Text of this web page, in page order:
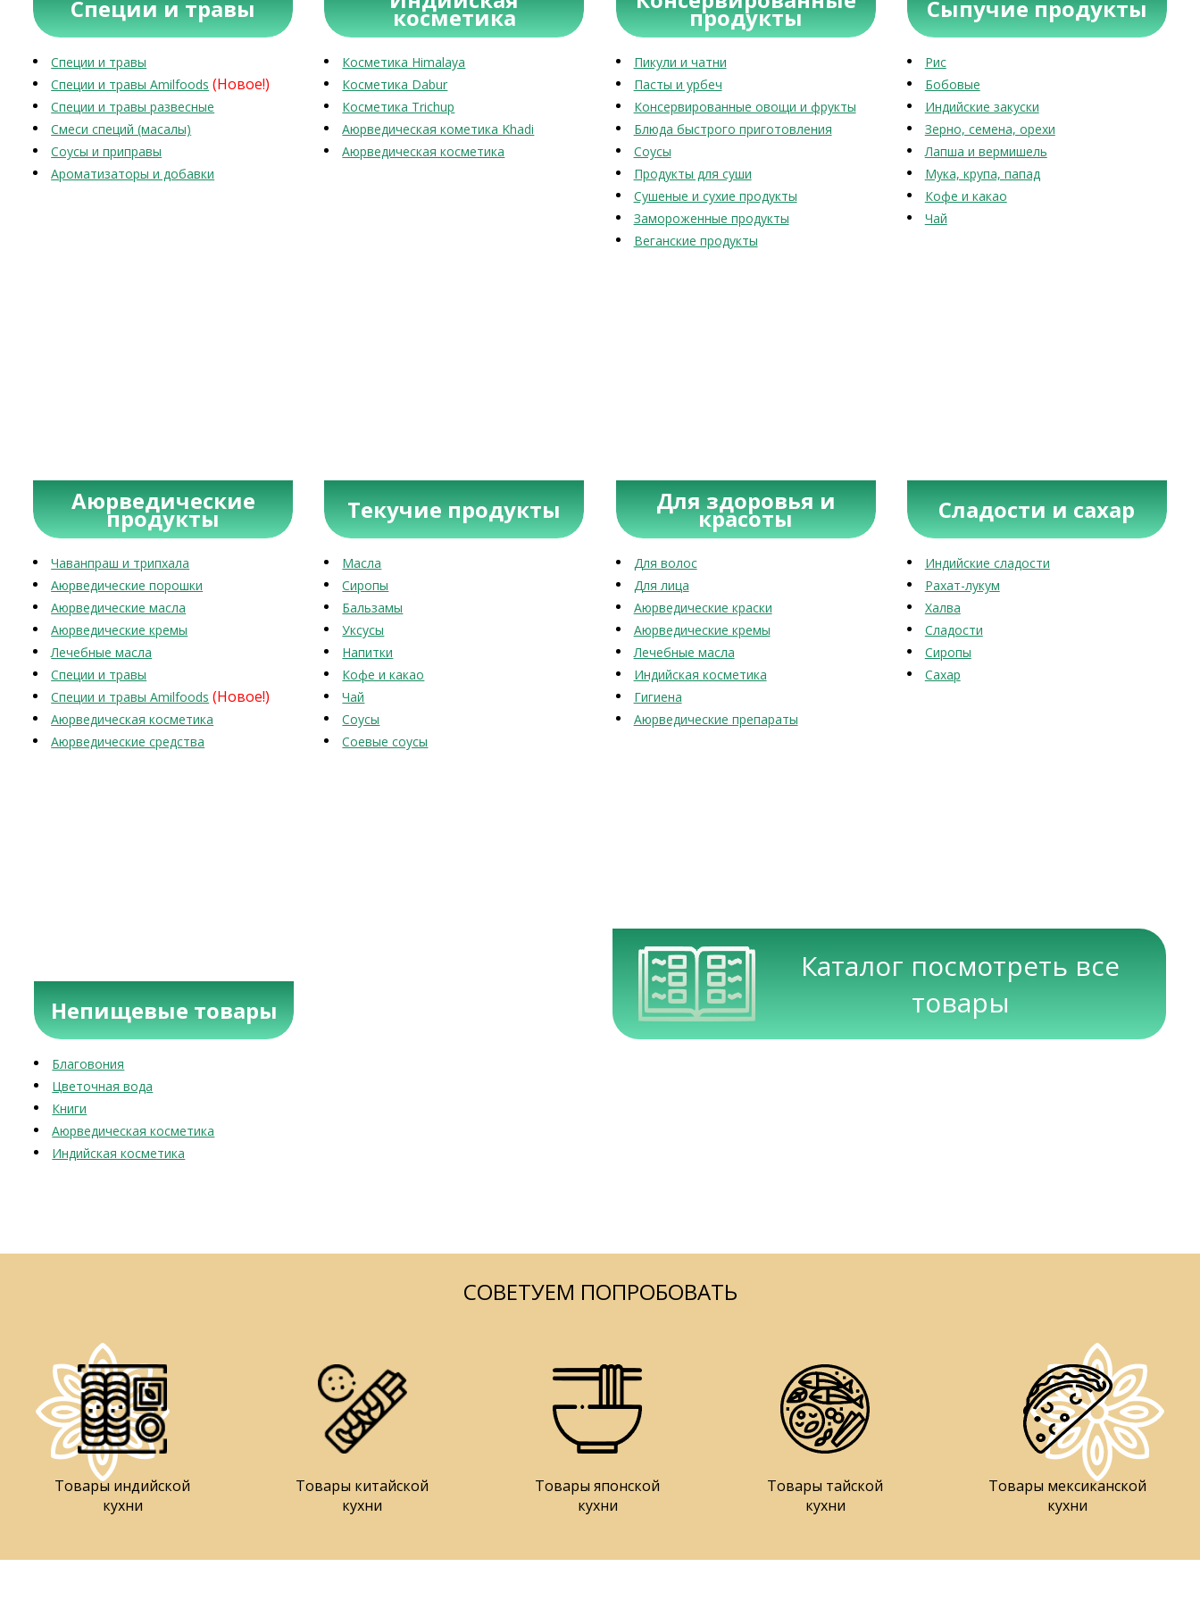
Специи и травы
Специи и травы
Специи и травы Amilfoods (Новое!)
Специи и травы развесные
Смеси специй (масалы)
Соусы и приправы
Ароматизаторы и добавки
косметика
Косметика Himalaya
Косметика Dabur
Косметика Trichup
Аюрведическая кометика Khadi
Аюрведическая косметика
продукты
Пикули и чатни
Пасты и урбеч
Консервированные овощи и фрукты
Блюда быстрого приготовления
Соусы
Продукты для суши
Сушеные и сухие продукты
Замороженные продукты
Веганские продукты
Сыпучие продукты
Рис
Бобовые
Индийские закуски
Зерно, семена, орехи
Лапша и вермишель
Мука, крупа, папад
Кофе и какао
Чай
Аюрведические
продукты
Чаванпраш и трипхала
Аюрведические порошки
Аюрведические масла
Аюрведические кремы
Лечебные масла
Специи и травы
Специи и травы Amilfoods (Новое!)
Аюрведическая косметика
Аюрведические средства
Текучие продукты
Масла
Сиропы
Бальзамы
Уксусы
Напитки
Кофе и какао
Чай
Соусы
Соевые соусы
Для здоровья и
красоты
Для волос
Для лица
Аюрведические краски
Аюрведические кремы
Лечебные масла
Индийская косметика
Гигиена
Аюрведические препараты
Сладости и сахар
Индийские сладости
Рахат-лукум
Халва
Сладости
Сиропы
Сахар
Непищевые товары
Благовония
Цветочная вода
Книги
Аюрведическая косметика
Индийская косметика
Каталог посмотреть все
товары
СОВЕТУЕМ ПОПРОБОВАТЬ
Товары индийской
кухни
Товары китайской
кухни
Товары японской
кухни
Товары тайской
кухни
Товары мексиканской
кухни